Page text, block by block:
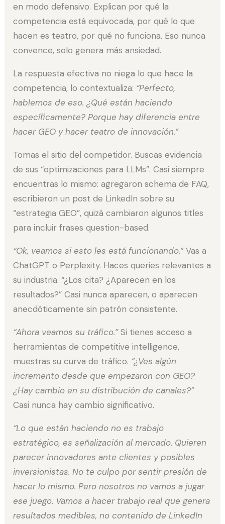
en modo defensivo. Explican por qué la
competencia está equivocada, por qué lo que
hacen es teatro, por qué no funciona. Eso nunca
convence, solo genera más ansiedad.
La respuesta efectiva no niega lo que hace la
competencia, lo contextualiza: “Perfecto,
hablemos de eso. ¿Qué están haciendo
específicamente? Porque hay diferencia entre
hacer GEO y hacer teatro de innovación.”
Tomas el sitio del competidor. Buscas evidencia
de sus “optimizaciones para LLMs”. Casi siempre
encuentras lo mismo: agregaron schema de FAQ,
escribieron un post de LinkedIn sobre su
“estrategia GEO”, quizá cambiaron algunos titles
para incluir frases question-based.
“Ok, veamos si esto les está funcionando.”Vas a
ChatGPT o Perplexity. Haces queries relevantes a
su industria. “¿Los cita? ¿Aparecen en los
resultados?” Casi nunca aparecen, o aparecen
anecdóticamente sin patrón consistente.
“Ahora veamos su tráfico.”Si tienes acceso a
herramientas de competitive intelligence,
muestras su curva de tráfico. “¿Ves algún
incremento desde que empezaron con GEO?
¿Hay cambio en su distribución de canales?”
Casi nunca hay cambio significativo.
“Lo que están haciendo no es trabajo
estratégico, es señalización al mercado. Quieren
parecer innovadores ante clientes y posibles
inversionistas. No te culpo por sentir presión de
hacer lo mismo. Pero nosotros no vamos a jugar
ese juego. Vamos a hacer trabajo real que genera
resultados medibles, no contenido de LinkedIn